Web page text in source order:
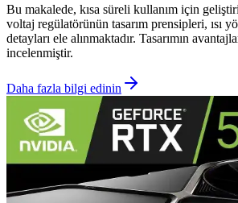
Bu makalede, kısa süreli kullanım için
voltaj regülatörünün tasarım prensipleri, ısı
detayları ele alınmaktadır. Tasarımın
incelenmiştir.
Daha fazla bilgi edinin